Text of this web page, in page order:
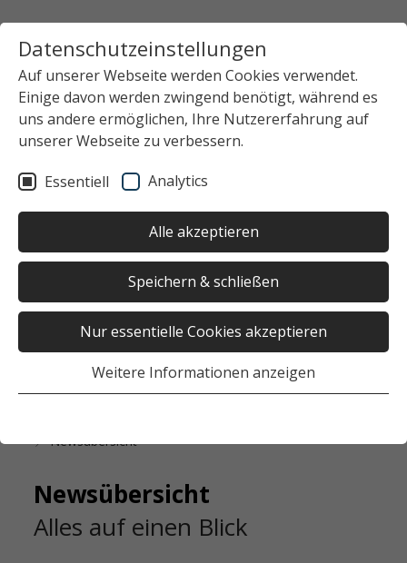
Datenschutzeinstellungen
Auf unserer Webseite werden Cookies verwendet.
Einige davon werden zwingend benötigt, während es
uns andere ermöglichen, Ihre Nutzererfahrung auf
unserer Webseite zu verbessern.
Essentiell Analytics
Alle akzeptieren
Speichern & schließen
Nur essentielle Cookies akzeptieren
Weitere Informationen anzeigen
Newsübersicht
Newsübersicht
Alles auf einen Blick